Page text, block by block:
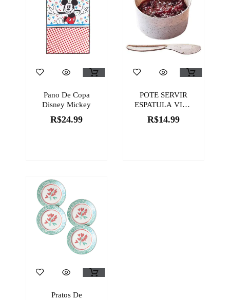
Pano De Copa
Disney Mickey
R$24.99
POTE SERVIR
ESPATULA VIVA
BEM
R$14.99
Pratos De